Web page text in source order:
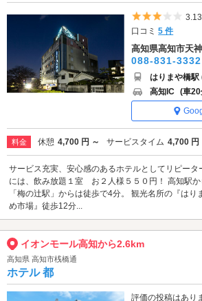
5つ
3.13
口コミ5 件
高知県高知市天
088-831-3332
はりまや橋駅
高知IC (車
料金 休憩 4,700 円 ～ サービスタイム 4,700 円
サービス充実、安心感のあるホテルとしてリピータ
には、飲み放題１室 お２人様５５０円！ 高知駅
「梅の辻駅」からは徒歩で4分。 観光名所の『は
め市場』徒歩12分...
イオンモール高知から2.6km
高知県 高知市桟橋通
ホテル 都
評価の投稿はあり